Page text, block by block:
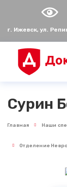
г. Ижевск, ул.
Сурин
Главная Наши
Отделение